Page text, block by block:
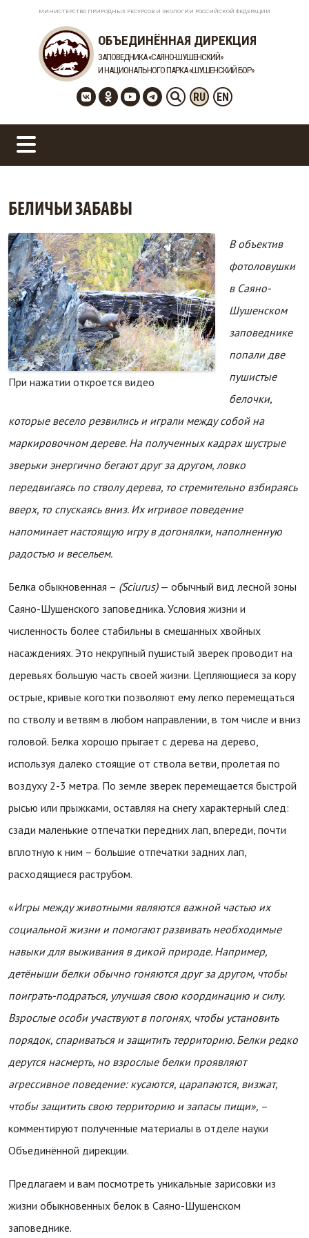
МИНИСТЕРСТВО ПРИРОДНЫХ РЕСУРСОВ И ЭКОЛОГИИ РОССИЙСКОЙ ФЕДЕРАЦИИ
ОБЪЕДИНЁННАЯ ДИРЕКЦИЯ
ЗАПОВЕДНИКА «САЯНО-ШУШЕНСКИЙ»
И НАЦИОНАЛЬНОГО ПАРКА «ШУШЕНСКИЙ БОР»
RU EN
БЕЛИЧЬИ ЗАБАВЫ
При нажатии откроется видео
В объектив
фотоловушки
в Саяно-
Шушенском
заповеднике
попали две
пушистые
белочки,
которые весело резвились и играли между собой на
маркировочном дереве. На полученных кадрах шустрые
зверьки энергично бегают друг за другом, ловко
передвигаясь по стволу дерева, то стремительно взбираясь
вверх, то спускаясь вниз. Их игривое поведение
напоминает настоящую игру в догонялки, наполненную
радостью и весельем.
Белка обыкновенная – (Sciurus)— обычный вид лесной зоны
Саяно-Шушенского заповедника. Условия жизни и
численность более стабильны в смешанных хвойных
насаждениях. Это некрупный пушистый зверек проводит на
деревьях большую часть своей жизни. Цепляющиеся за кору
острые, кривые коготки позволяют ему легко перемещаться
по стволу и ветвям в любом направлении, в том числе и вниз
головой. Белка хорошо прыгает с дерева на дерево,
используя далеко стоящие от ствола ветви, пролетая по
воздуху 2-3 метра. По земле зверек перемещается быстрой
рысью или прыжками, оставляя на снегу характерный след:
сзади маленькие отпечатки передних лап, впереди, почти
вплотную к ним – большие отпечатки задних лап,
расходящиеся раструбом.
«Игры между животными являются важной частью их
социальной жизни и помогают развивать необходимые
навыки для выживания в дикой природе. Например,
детёныши белки обычно гоняются друг за другом, чтобы
поиграть-подраться, улучшая свою координацию и силу.
Взрослые особи участвуют в погонях, чтобы установить
порядок, спариваться и защитить территорию. Белки редко
дерутся насмерть, но взрослые белки проявляют
агрессивное поведение: кусаются, царапаются, визжат,
чтобы защитить свою территорию и запасы пищи», –
комментируют полученные материалы в отделе науки
Объединённой дирекции.
Предлагаем и вам посмотреть уникальные зарисовки из
жизни обыкновенных белок в Саяно-Шушенском
заповеднике.